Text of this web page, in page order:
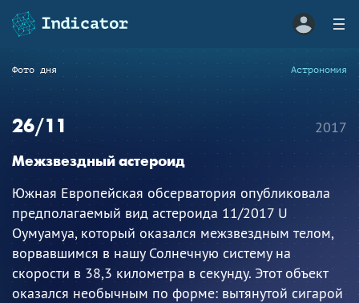
Фото дня Астрономия
26/11
Межзвездный астероид
Южная Европейская обсерватория опубликовала
предполагаемый вид астероида 11/2017 U
Оумуамуа, который оказался межзвездным телом,
ворвавшимся в нашу Солнечную систему на
скорости в 38,3 километра в секунду. Этот объект
оказался необычным по форме: вытянутой сигарой
2017